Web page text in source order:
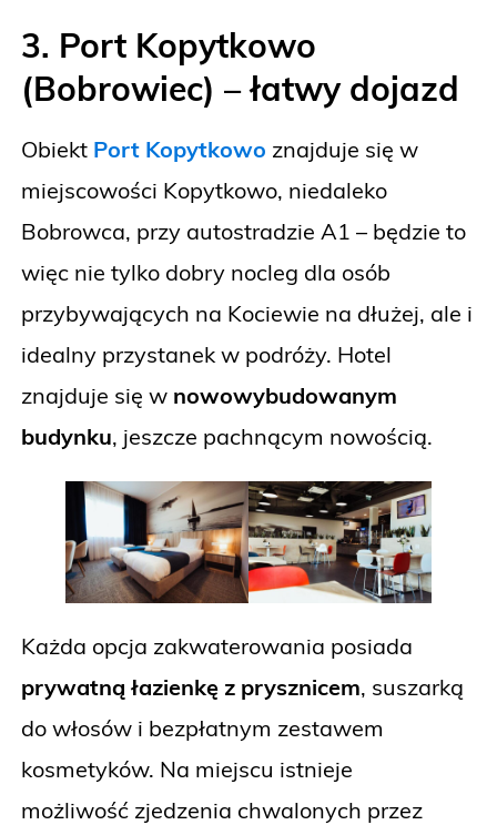
3. Port Kopytkowo
(Bobrowiec) – łatwy dojazd
Obiekt Port Kopytkowo znajduje się w
miejscowości Kopytkowo, niedaleko
Bobrowca, przy autostradzie A1 – będzie to
więc nie tylko dobry nocleg dla osób
przybywających na Kociewie na dłużej, ale i
idealny przystanek w podróży. Hotel
znajduje się w nowowybudowanym
budynku, jeszcze pachnącym nowością.
Każda opcja zakwaterowania posiada
prywatną łazienkę z prysznicem, suszarką
do włosów i bezpłatnym zestawem
kosmetyków. Na miejscu istnieje
możliwość zjedzenia chwalonych przez